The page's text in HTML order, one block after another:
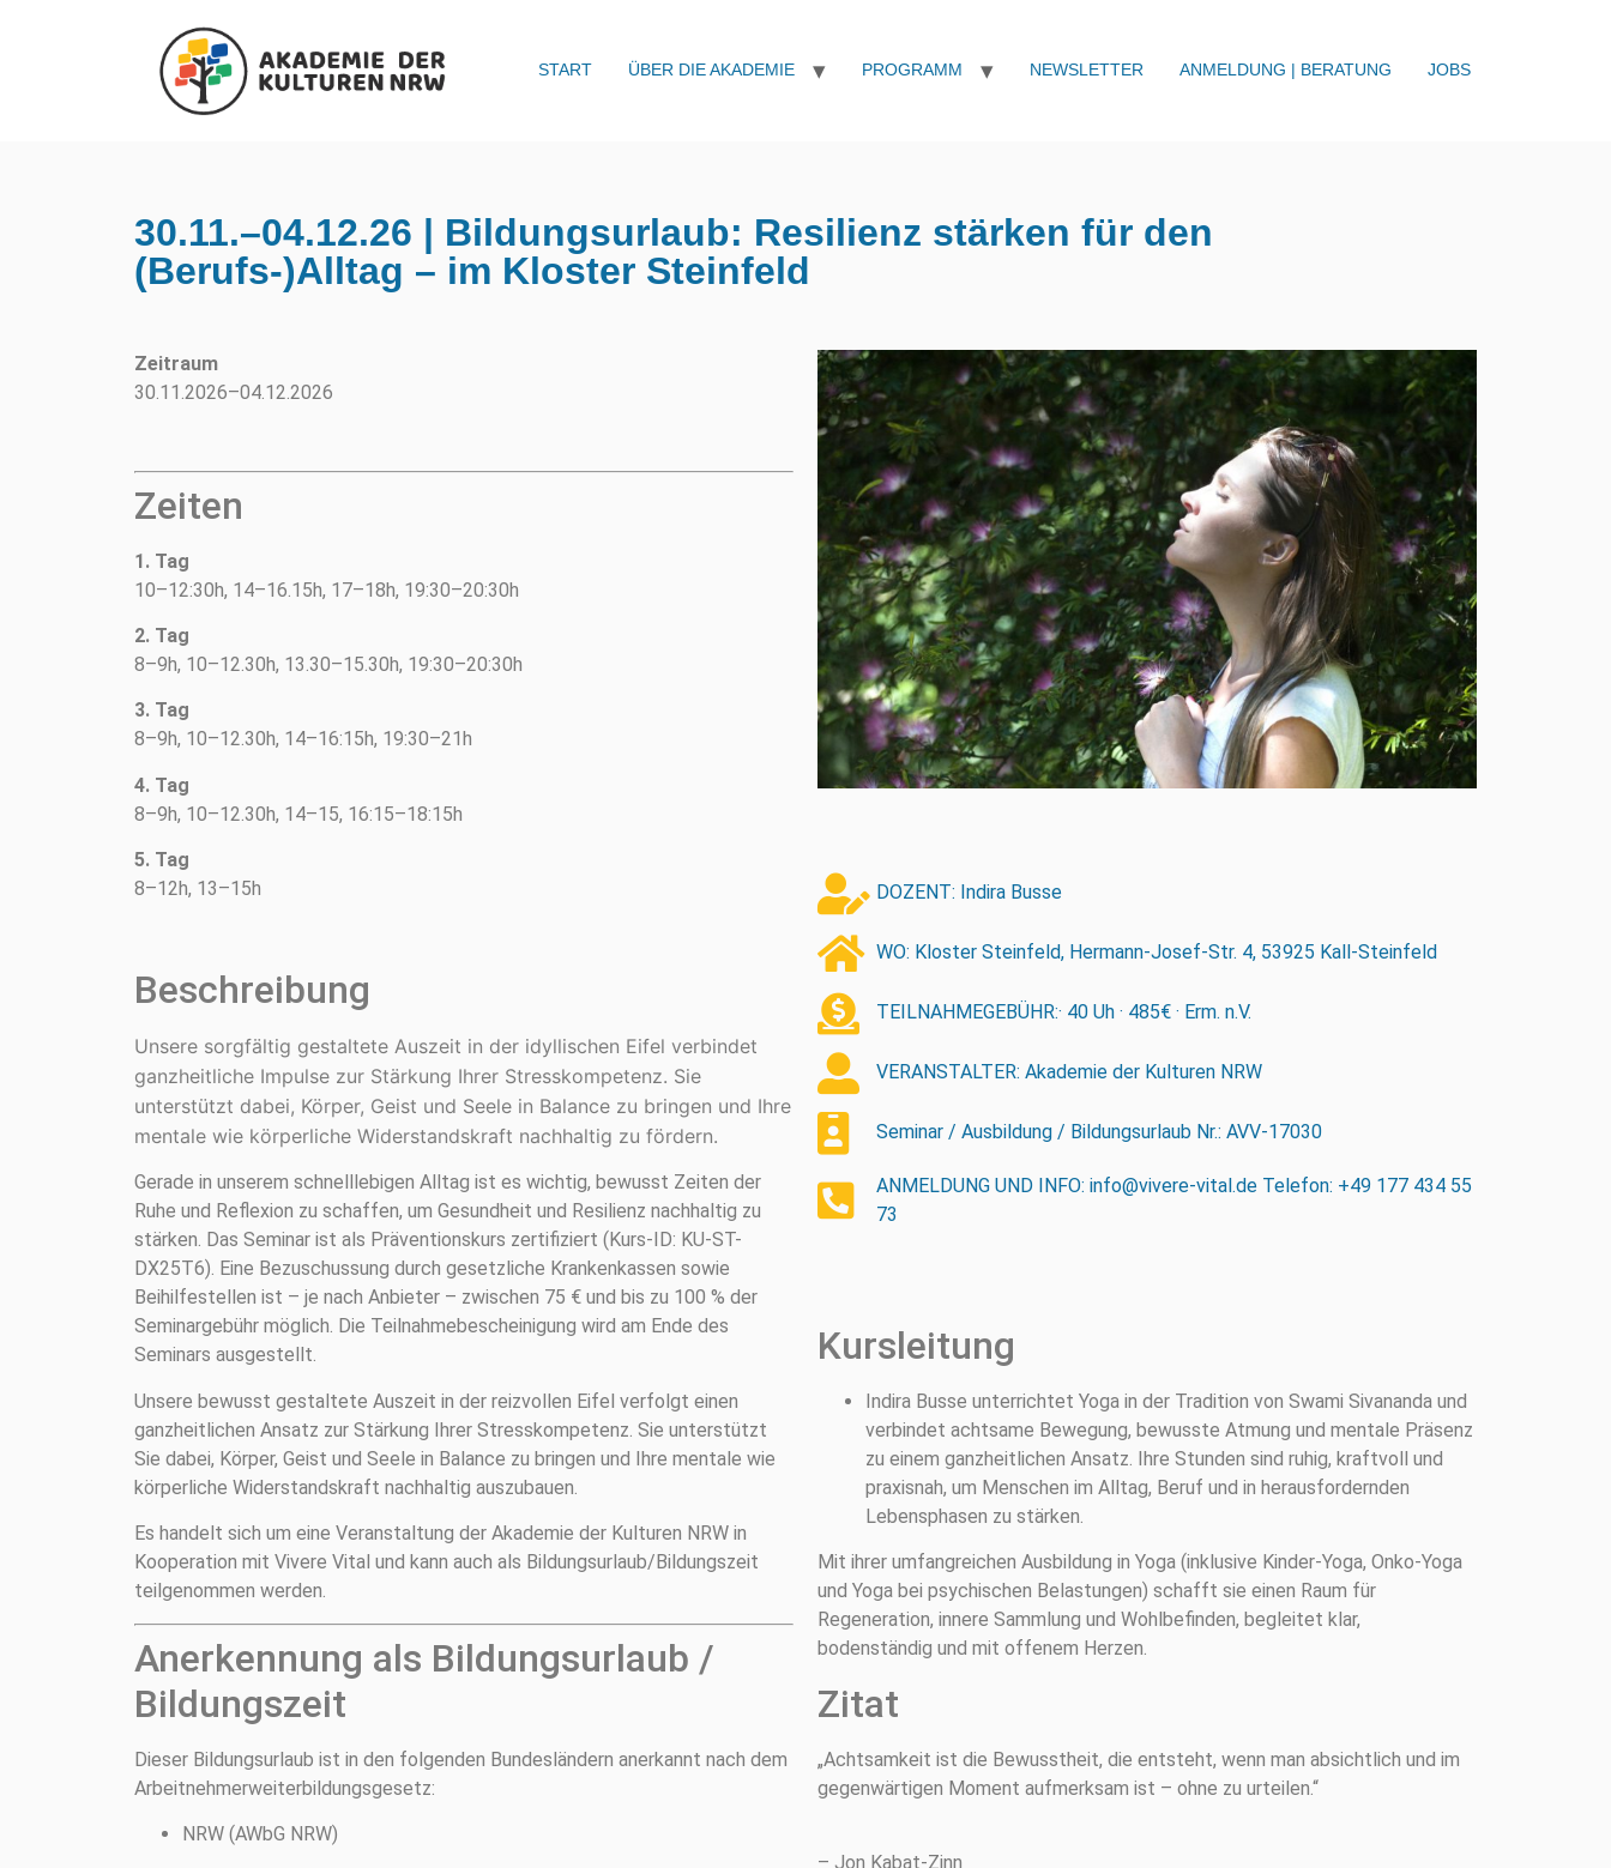
START ÜBER DIE AKADEMIE PROGRAMM NEWSLETTER ANMELDUNG | BERATUNG JOBS
30.11.–04.12.26 | Bildungsurlaub: Resilienz stärken für den
(Berufs-)Alltag – im Kloster Steinfeld
Zeitraum
30.11.2026–04.12.2026
Zeiten
1. Tag
10–12:30h, 14–16.15h, 17–18h, 19:30–20:30h
2. Tag
8–9h, 10–12.30h, 13.30–15.30h, 19:30–20:30h
3. Tag
8–9h, 10–12.30h, 14–16:15h, 19:30–21h
4. Tag
8–9h, 10–12.30h, 14–15, 16:15–18:15h
5. Tag
8–12h, 13–15h
Beschreibung
Unsere sorgfältig gestaltete Auszeit in der idyllischen Eifel verbindet
ganzheitliche Impulse zur Stärkung Ihrer Stresskompetenz. Sie
unterstützt dabei, Körper, Geist und Seele in Balance zu bringen und Ihre
mentale wie körperliche Widerstandskraft nachhaltig zu fördern.
Gerade in unserem schnelllebigen Alltag ist es wichtig, bewusst Zeiten der
Ruhe und Reflexion zu schaffen, um Gesundheit und Resilienz nachhaltig zu
stärken. Das Seminar ist als Präventionskurs zertifiziert (Kurs-ID: KU-ST-
DX25T6). Eine Bezuschussung durch gesetzliche Krankenkassen sowie
Beihilfestellen ist – je nach Anbieter – zwischen 75 € und bis zu 100 % der
Seminargebühr möglich. Die Teilnahmebescheinigung wird am Ende des
Seminars ausgestellt.
Unsere bewusst gestaltete Auszeit in der reizvollen Eifel verfolgt einen
ganzheitlichen Ansatz zur Stärkung Ihrer Stresskompetenz. Sie unterstützt
Sie dabei, Körper, Geist und Seele in Balance zu bringen und Ihre mentale wie
körperliche Widerstandskraft nachhaltig auszubauen.
Es handelt sich um eine Veranstaltung der Akademie der Kulturen NRW in
Kooperation mit Vivere Vital und kann auch als Bildungsurlaub/Bildungszeit
teilgenommen werden.
Anerkennung als Bildungsurlaub /
Bildungszeit
Dieser Bildungsurlaub ist in den folgenden Bundesländern anerkannt nach dem
Arbeitnehmerweiterbildungsgesetz:
NRW (AWbG NRW)
DOZENT: Indira Busse
WO: Kloster Steinfeld, Hermann-Josef-Str. 4, 53925 Kall-Steinfeld
TEILNAHMEGEBÜHR:· 40 Uh · 485€ · Erm. n.V.
VERANSTALTER: Akademie der Kulturen NRW
Seminar / Ausbildung / Bildungsurlaub Nr.: AVV-17030
ANMELDUNG UND INFO: info@vivere-vital.de Telefon: +49 177 434 55
73
Kursleitung
Indira Busse unterrichtet Yoga in der Tradition von Swami Sivananda und
verbindet achtsame Bewegung, bewusste Atmung und mentale Präsenz
zu einem ganzheitlichen Ansatz. Ihre Stunden sind ruhig, kraftvoll und
praxisnah, um Menschen im Alltag, Beruf und in herausfordernden
Lebensphasen zu stärken.
Mit ihrer umfangreichen Ausbildung in Yoga (inklusive Kinder-Yoga, Onko-Yoga
und Yoga bei psychischen Belastungen) schafft sie einen Raum für
Regeneration, innere Sammlung und Wohlbefinden, begleitet klar,
bodenständig und mit offenem Herzen.
Zitat
„Achtsamkeit ist die Bewusstheit, die entsteht, wenn man absichtlich und im
gegenwärtigen Moment aufmerksam ist – ohne zu urteilen.“
– Jon Kabat-Zinn